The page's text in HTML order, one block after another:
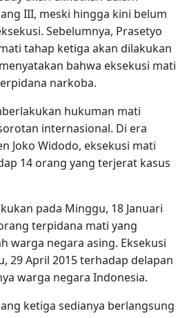
III, meski hingga kini belum
Sebelumnya, Prasetyo
tahap ketiga akan dilakukan
bahwa eksekusi mati
narkoba.
hukuman mati
internasional. Di era
Joko Widodo, eksekusi mati
14 orang yang terjerat kasus
pada Minggu, 18 Januari
terpidana mati yang
warga negara asing. Eksekusi
29 April 2015 terhadap delapan
warga negara Indonesia.
ketiga sedianya berlangsung